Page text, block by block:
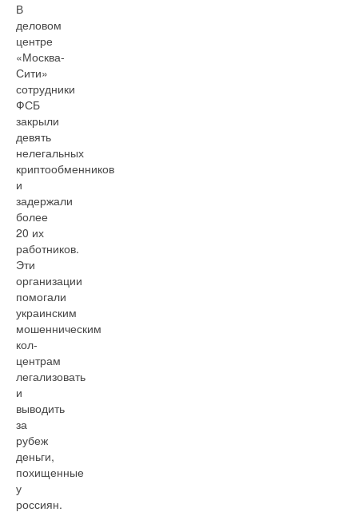
В
деловом
центре
«Москва-
Сити»
сотрудники
ФСБ
закрыли
девять
нелегальных
криптообменников
и
задержали
более
20 их
работников.
Эти
организации
помогали
украинским
мошенническим
кол-
центрам
легализовать
и
выводить
за
рубеж
деньги,
похищенные
у
россиян.